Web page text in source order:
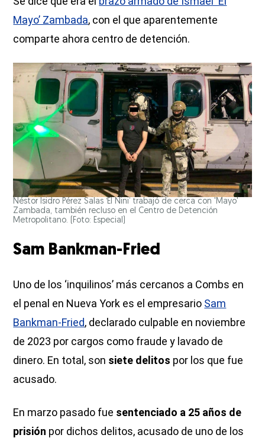
Mayo’ Zambada, con el que aparentemente
comparte ahora centro de detención.
Néstor Isidro Pérez Salas ‘El Nini’ trabajó de cerca con 'Mayo'
Zambada, también recluso en el Centro de Detención
Metropolitano. (Foto: Especial)
Sam Bankman-Fried
Uno de los ‘inquilinos’ más cercanos a Combs en
el penal en Nueva York es el empresario Sam
Bankman-Fried, declarado culpable en noviembre
de 2023 por cargos como fraude y lavado de
dinero. En total, son siete delitos por los que fue
acusado.
En marzo pasado fue sentenciado a 25 años de
prisión por dichos delitos, acusado de uno de los